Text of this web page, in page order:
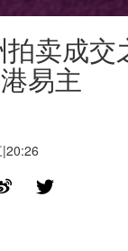
拍卖成
易主